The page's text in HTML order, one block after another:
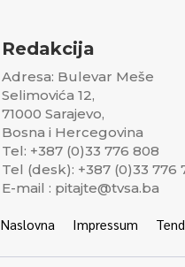
Redakcija
Adresa: Bulevar Meše
Selimovića 12,
71000 Sarajevo,
Bosna i Hercegovina
Tel: +387 (0)33 776 808
Tel (desk): +387 (0)33 776
E-mail : pitajte@tvsa.ba
Naslovna Impressum